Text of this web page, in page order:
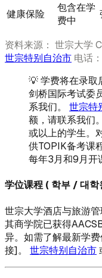
健康保险
包含在学
费中
资料来源： 世宗大学
世宗特别自治市 电话
💡 学费将在录取
剑桥国际考试委
系我们。 世宗特
额，请联系我们
或以上的学生。
供TOPIK备考课
每年3月和9月开
学位课程 ( 학부 / 대학
世宗大学酒店与旅游
其商学院已获得
异。如需了解最新学
接]。 世宗特别自治市